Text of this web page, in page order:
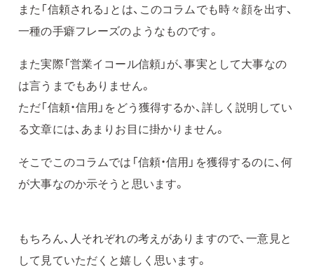
また「信頼される」とは、このコラムでも時々顔を出す、
一種の手癖フレーズのようなものです。
また実際「営業イコール信頼」が、事実として大事なの
は言うまでもありません。
ただ「信頼・信用」をどう獲得するか、詳しく説明してい
る文章には、あまりお目に掛かりません。
そこでこのコラムでは「信頼・信用」を獲得するのに、何
が大事なのか示そうと思います。
もちろん、人それぞれの考えがありますので、一意見と
して見ていただくと嬉しく思います。